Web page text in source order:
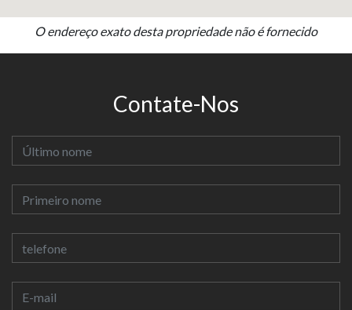
O endereço exato desta propriedade não é fornecido
Contate-Nos